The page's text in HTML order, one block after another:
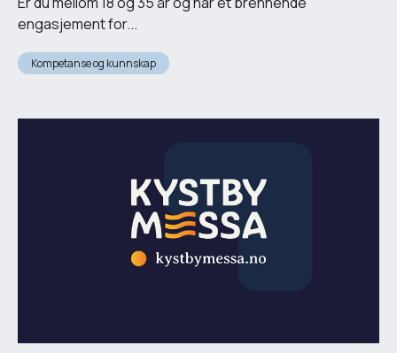
engasjement for...
Kompetanse og kunnskap